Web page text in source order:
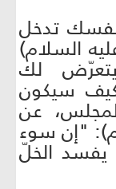
تدخل
السلام)
لك
سيكون
عن
"إن سوء
يفسد الخلّ